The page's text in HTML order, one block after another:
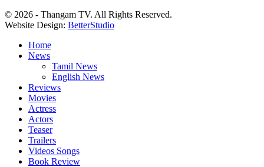
© 2026 - Thangam TV. All Rights Reserved.
Website Design: BetterStudio
Home
News
Tamil News
English News
Reviews
Movies
Actress
Actors
Teaser
Trailers
Videos Songs
Book Review